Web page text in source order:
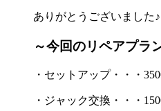
ありがとうございました♪
～今回のリペアプラ
・セットアップ・・・
・ジャック交換・・・